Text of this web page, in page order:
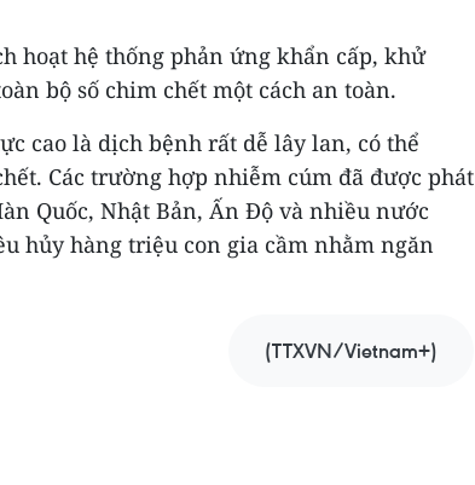
hoạt hệ thống phản ứng khẩn cấp, khử
bộ số chim chết một cách an toàn.
cao là dịch bệnh rất dễ lây lan, có thể
Các trường hợp nhiễm cúm đã được phát
Quốc, Nhật Bản, Ấn Độ và nhiều nước
hủy hàng triệu con gia cầm nhằm ngăn
(TTXVN/Vietnam+)